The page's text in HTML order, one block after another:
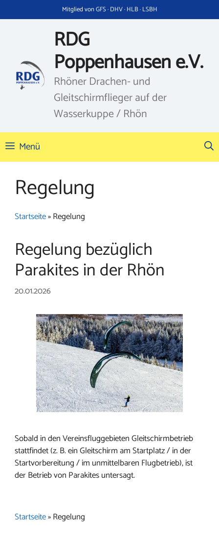
Inhalt
Mitglied von GFS · DHV · HLB · LSBH
RDG
Poppenhausen e.V.
Rhöner Drachen- und
Gleitschirmflieger auf der
Wasserkuppe / Rhön
Menü
Regelung
Startseite»Regelung
Regelung bezüglich
Parakites in der Rhön
20.01.2026
Sobald in den Vereinsfluggebieten Gleitschirmbetrieb
stattfindet (z. B. ein Gleitschirm am Startplatz / in der
Startvorbereitung / im unmittelbaren Flugbetrieb), ist
der Betrieb von Parakites untersagt.
Startseite»Regelung